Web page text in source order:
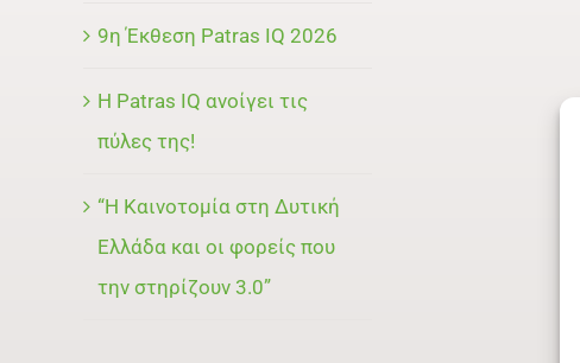
9η Έκθεση Patras IQ 2026
Η Patras IQ ανοίγει τις
πύλες της!
“Η Καινοτομία στη Δυτική
Ελλάδα και οι φορείς που
την στηρίζουν 3.0”